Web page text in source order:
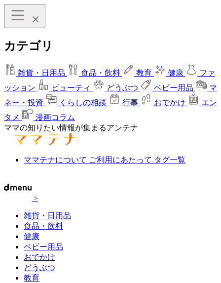
カテゴリ
雑貨・日用品 食品・飲料 教育 健康
ファ
ッション
ビューティ どうぶつ ベビー用品
マ
ネー・投資
くらしの相談 行事 おでかけ
エン
タメ
漫画コラム
ママの知りたい情報が集まるアンテナ
ママテナについて ご利用にあたって タグ一覧
>
雑貨・日用品
食品・飲料
健康
ベビー用品
おでかけ
どうぶつ
教育